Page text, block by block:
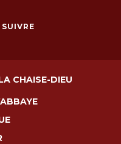
CHAISE-DIEU